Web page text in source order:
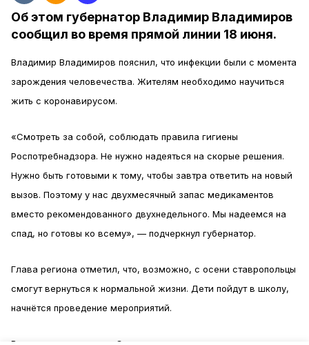
Об этом губернатор Владимир Владимиров
сообщил во время прямой линии 18 июня.
Владимир Владимиров пояснил, что инфекции были с момента
зарождения человечества. Жителям необходимо научиться
жить с коронавирусом.
«Смотреть за собой, соблюдать правила гигиены
Роспотребнадзора. Не нужно надеяться на скорые решения.
Нужно быть готовыми к тому, чтобы завтра ответить на новый
вызов. Поэтому у нас двухмесячный запас медикаментов
вместо рекомендованного двухнедельного. Мы надеемся на
спад, но готовы ко всему», — подчеркнул губернатор.
Глава региона отметил, что, возможно, с осени ставропольцы
смогут вернуться к нормальной жизни. Дети пойдут в школу,
начнётся проведение мероприятий.